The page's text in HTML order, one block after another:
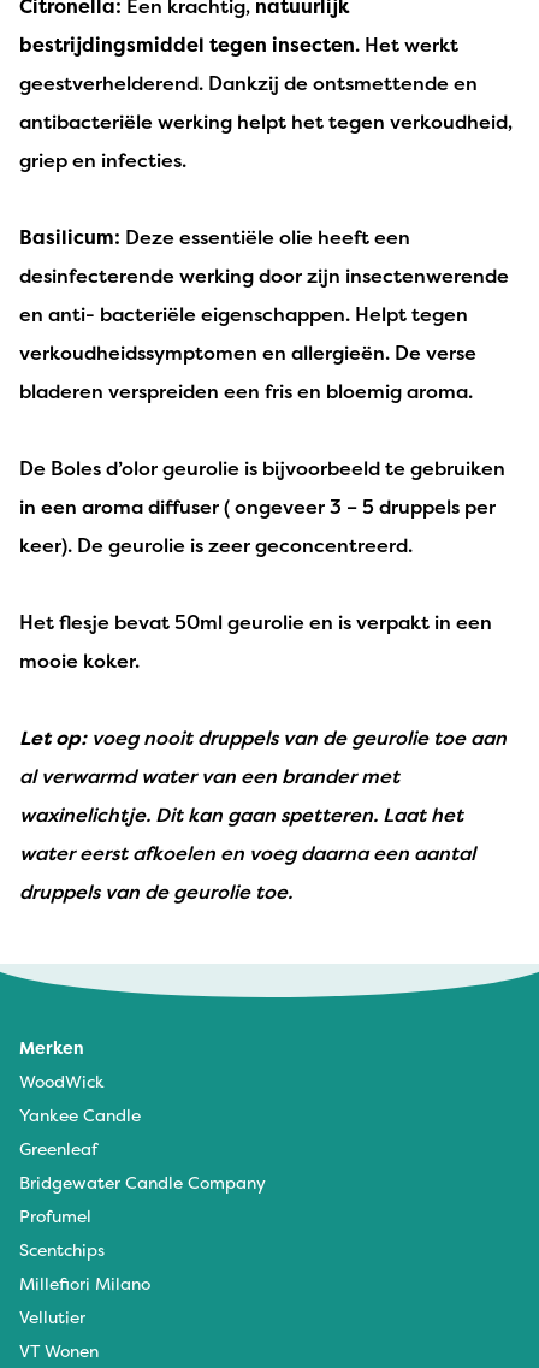
Citronella: Een krachtig, natuurlijk
bestrijdingsmiddel tegen insecten. Het werkt
geestverhelderend. Dankzij de ontsmettende en
antibacteriële werking helpt het tegen verkoudheid,
griep en infecties.
Basilicum: Deze essentiële olie heeft een
desinfecterende werking door zijn insectenwerende
en anti- bacteriële eigenschappen. Helpt tegen
verkoudheidssymptomen en allergieën. De verse
bladeren verspreiden een fris en bloemig aroma.
De Boles d’olor geurolie is bijvoorbeeld te gebruiken
in een aroma diffuser ( ongeveer 3 – 5 druppels per
keer). De geurolie is zeer geconcentreerd.
Het flesje bevat 50ml geurolie en is verpakt in een
mooie koker.
Let op:voeg nooit druppels van de geurolie toe aan
al verwarmd water van een brander met
waxinelichtje. Dit kan gaan spetteren. Laat het
water eerst afkoelen en voeg daarna een aantal
druppels van de geurolie toe.
Merken
WoodWick
Yankee Candle
Greenleaf
Bridgewater Candle Company
Profumel
Scentchips
Millefiori Milano
Vellutier
VT Wonen